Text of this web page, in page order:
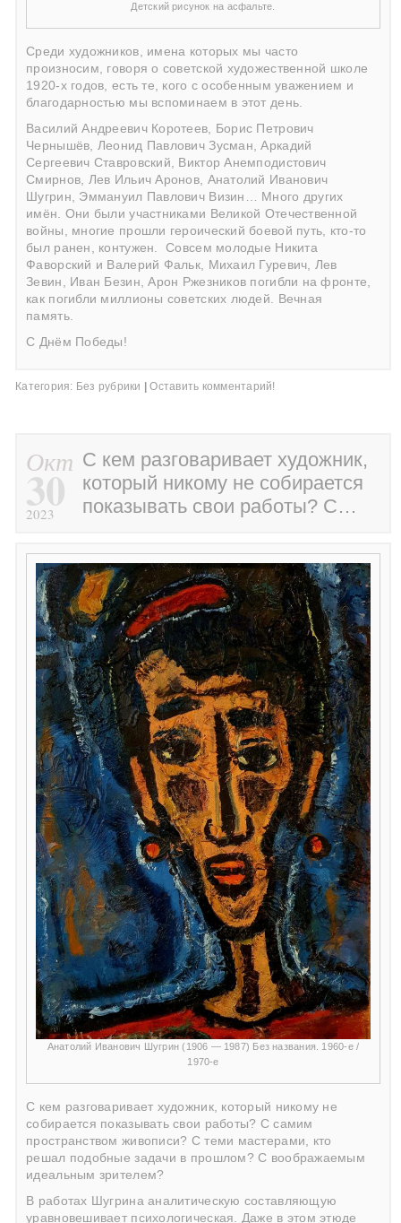
Детский рисунок на асфальте.
Среди художников, имена которых мы часто
произносим, говоря о советской художественной школе
1920-х годов, есть те, кого с особенным уважением и
благодарностью мы вспоминаем в этот день.
Василий Андреевич Коротеев, Борис Петрович
Чернышёв, Леонид Павлович Зусман, Аркадий
Сергеевич Ставровский, Виктор Анемподистович
Смирнов, Лев Ильич Аронов, Анатолий Иванович
Шугрин, Эммануил Павлович Визин… Много других
имён. Они были участниками Великой Отечественной
войны, многие прошли героический боевой путь, кто-то
был ранен, контужен.
Совсем молодые Никита
Фаворский и Валерий Фальк, Михаил Гуревич, Лев
Зевин, Иван Безин, Арон Ржезников погибли на фронте,
как погибли миллионы советских людей. Вечная
память.
С Днём Победы!
Категория: Без рубрики Оставить комментарий!
Окт
30
2023
С кем разговаривает художник,
который никому не собирается
показывать свои работы? С…
Анатолий Иванович Шугрин (1906 — 1987) Без названия. 1960-е /
1970-е
С кем разговаривает художник, который никому не
собирается показывать свои работы? С самим
пространством живописи? С теми мастерами, кто
решал подобные задачи в прошлом? С воображаемым
идеальным зрителем?
В работах Шугрина аналитическую составляющую
уравновешивает психологическая. Даже в этом этюде